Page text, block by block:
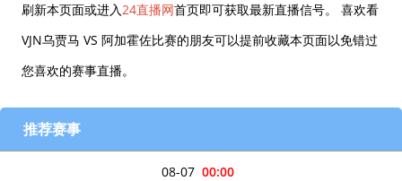
刷新本页面或进入24直播网首页即可获取最新直播信号。 喜欢看
VJN乌贾马 VS 阿加霍佐比赛的朋友可以提前收藏本页面以免错过
您喜欢的赛事直播。
推荐赛事
00:00
08-07